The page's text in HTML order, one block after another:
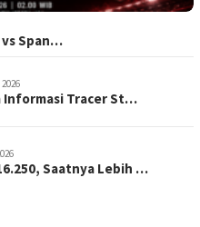
vs Span…
Informasi Tracer St…
Saatnya Lebih …